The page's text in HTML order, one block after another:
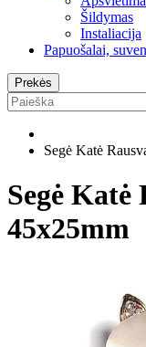
Šildymas
Instaliacija
Papuošalai,
Prekės
Segė Katė
Segė Katė
45x25mm